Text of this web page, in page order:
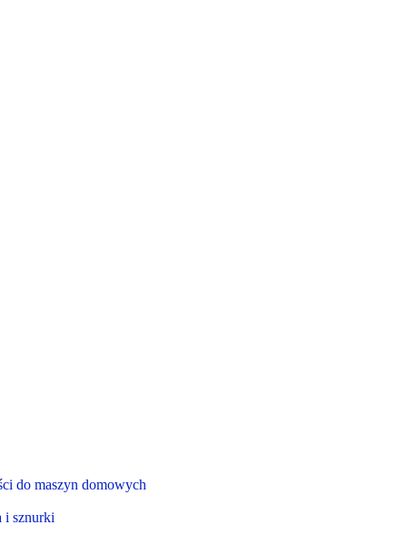
do maszyn domowych
i sznurki